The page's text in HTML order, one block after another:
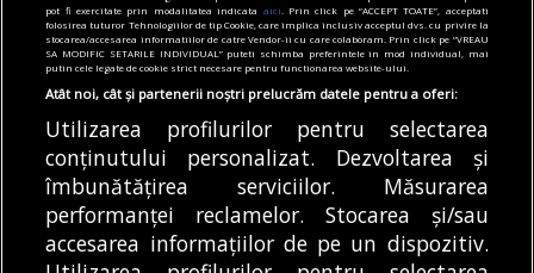
ajutor pentru îngrijirea bebelușilor. Cât
valorează tichetul social
05/08/2026
Articole Știri
Noi întreruperi de curent în București, Ilfov
și Giurgiu. Rețele Electrice Muntenia
transmite lista actualizată a străzilor
afectate
pot fi exercitate prin modalitatea indicata aici . Prin click pe “ACCEPT TOATE”, acceptati
folosirea tuturor Tehnologiilor de tip Cookie, care implica inclusiv acceptul dvs. cu privire la
stocarea/accesarea informatiilor de catre Vendor-ii cu care colaboram. Prin click pe “VREAU
SA MODIFIC SETARILE INDIVIDUAL” puteti schimba preferintele in mod individual, mai
putin cele legate de cookie strict necesare pentru functionarea website-ului.
Atât noi, cât și partenerii noștri prelucrăm datele pentru a oferi:
Utilizarea profilurilor pentru selectarea
conținutului personalizat. Dezvoltarea și
îmbunătățirea serviciilor. Măsurarea
performanței reclamelor. Stocarea și/sau
accesarea informațiilor de pe un dispozitiv.